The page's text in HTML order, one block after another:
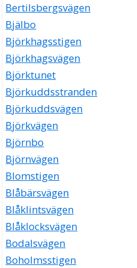
Bertilsbergsvägen
Bjälbo
Björkhagsstigen
Björkhagsvägen
Björktunet
Björkuddsstranden
Björkuddsvägen
Björkvägen
Björnbo
Björnvägen
Blomstigen
Blåbärsvägen
Blåklintsvägen
Blåklocksvägen
Bodalsvägen
Boholmsstigen